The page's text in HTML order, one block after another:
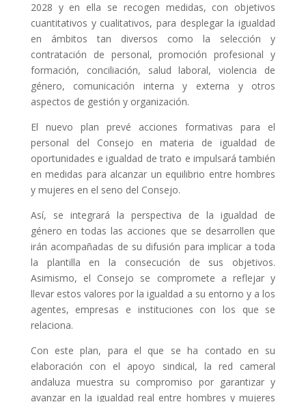
2028 y en ella se recogen medidas, con objetivos
cuantitativos y cualitativos, para desplegar la igualdad
en ámbitos tan diversos como la selección y
contratación de personal, promoción profesional y
formación, conciliación, salud laboral, violencia de
género, comunicación interna y externa y otros
aspectos de gestión y organización.
El nuevo plan prevé acciones formativas para el
personal del Consejo en materia de igualdad de
oportunidades e igualdad de trato e impulsará también
en medidas para alcanzar un equilibrio entre hombres
y mujeres en el seno del Consejo.
Así, se integrará la perspectiva de la igualdad de
género en todas las acciones que se desarrollen que
irán acompañadas de su difusión para implicar a toda
la plantilla en la consecución de sus objetivos.
Asimismo, el Consejo se compromete a reflejar y
llevar estos valores por la igualdad a su entorno y a los
agentes, empresas e instituciones con los que se
relaciona.
Con este plan, para el que se ha contado en su
elaboración con el apoyo sindical, la red cameral
andaluza muestra su compromiso por garantizar y
avanzar en la igualdad real entre hombres y mujeres